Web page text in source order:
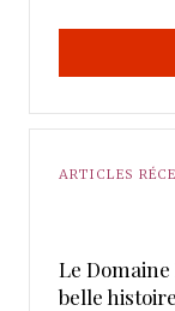
ARTICLES
Le
belle